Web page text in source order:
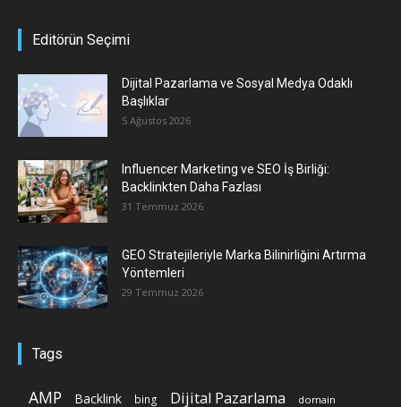
Editörün Seçimi
Dijital Pazarlama ve Sosyal Medya Odaklı
Başlıklar
5 Ağustos 2026
Influencer Marketing ve SEO İş Birliği:
Backlinkten Daha Fazlası
31 Temmuz 2026
GEO Stratejileriyle Marka Bilinirliğini Artırma
Yöntemleri
29 Temmuz 2026
Tags
AMP Backlink bing Dijital Pazarlama domain